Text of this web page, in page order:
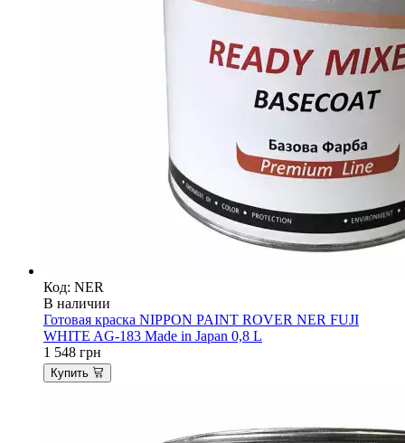
Код: NER
В наличии
Готовая краска NIPPON PAINT ROVER NER FUJI
WHITE AG-183 Made in Japan 0,8 L
1 548 грн
Купить